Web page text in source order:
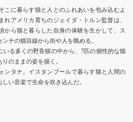
に暮らす猫と人とのふれあいを包み込むよ
れアメリカ育ちのジェイダ・トルン監督は、
から猫と暮らした自身の体験を生かして、ス
チの猫目線から街や人を眺める。
る多くの野良猫の中から、7匹の個性的な猫
のままの姿を描く。
ンタナ。イスタンブールで暮らす猫と人間の
い音楽で生命を吹き込んだ。